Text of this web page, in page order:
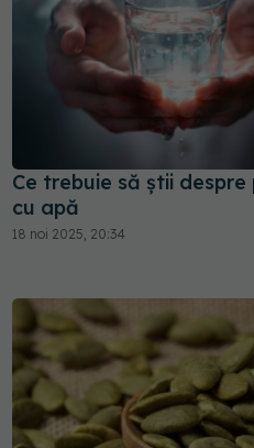
Ce trebuie să știi despre
cu apă
18 noi 2025, 20:34